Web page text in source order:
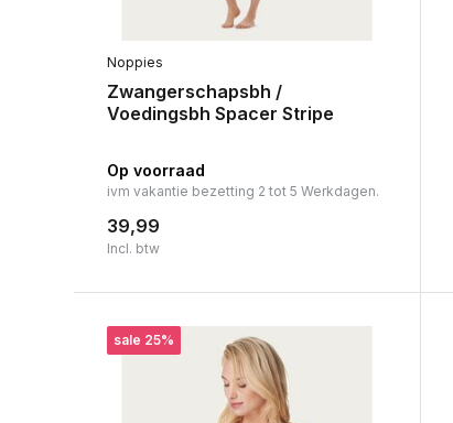
Noppies
Zwangerschapsbh /
Voedingsbh Spacer Stripe
Op voorraad
ivm vakantie bezetting 2 tot 5 Werkdagen.
39,99
Incl. btw
sale 25%